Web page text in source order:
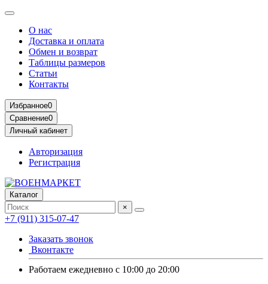
О нас
Доставка и оплата
Обмен и возврат
Таблицы размеров
Статьи
Контакты
Избранное0
Сравнение0
Личный кабинет
Авторизация
Регистрация
Каталог
×
+7 (911) 315-07-47
Заказать звонок
Вконтакте
Работаем ежедневно с 10:00 до 20:00